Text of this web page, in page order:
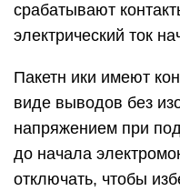
срабатывают
электрический ток
Пакетн ики имеют
виде выводов без
напряжением при
до начала
отключать, чтобы